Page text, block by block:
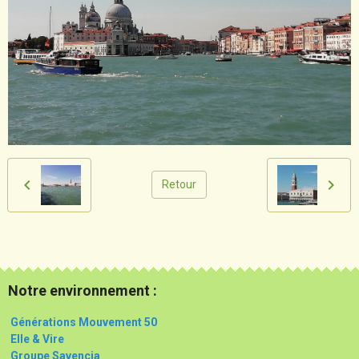
Retour
Notre environnement :
Générations Mouvement 50
Elle & Vire
Groupe Savencia